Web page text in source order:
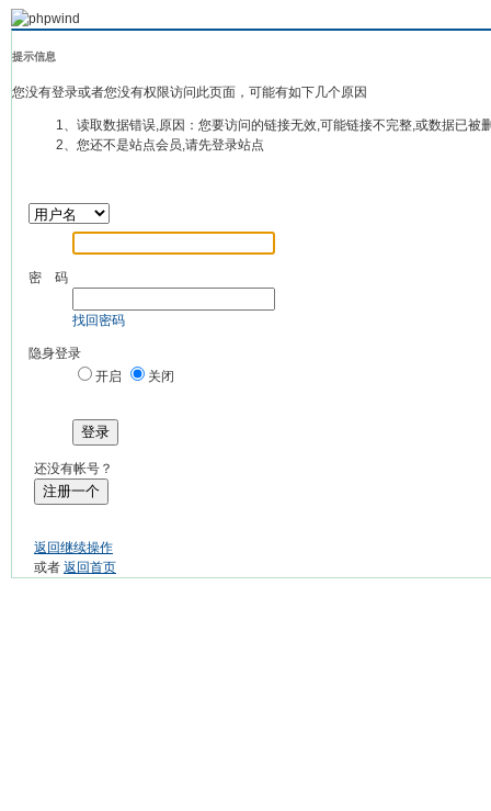
提示信息
您没有登录或者您没有权限访问此页面，可能有如下几个原因
1、读取数据错误,原因：您要访问的链接无效,可能链接不完整,或数据已被
2、您还不是站点会员,请先登录站点
密 码
找回密码
隐身登录
开启
关闭
登录
还没有帐号？
注册一个
返回继续操作
或者 返回首页